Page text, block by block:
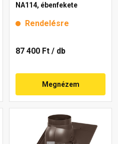
NA114, ébenfekete
Rendelésre
87 400 Ft / db
Megnézem